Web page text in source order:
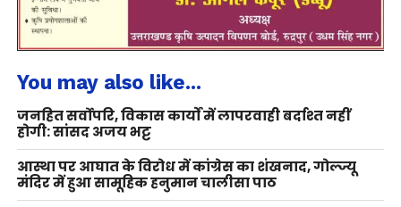
You may also like...
जनहित सर्वोपरि, विकास कार्यों में लापरवाही बर्दाश्त नहीं
होगी: सांसद अजय भट्ट
आस्था पर आघात के विरोध में कांग्रेस का शंखनाद, गोल्ज्यू
मंदिर में हुआ सामूहिक हनुमान चालीसा पाठ